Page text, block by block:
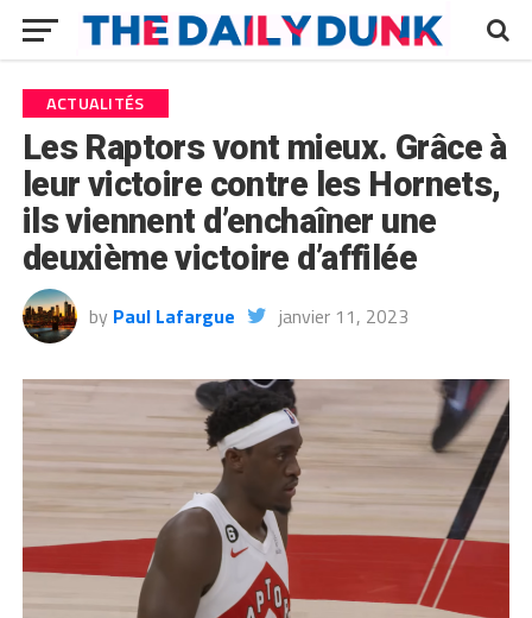
ACTUALITÉS
Les Raptors vont mieux. Grâce à
leur victoire contre les Hornets,
ils viennent d’enchaîner une
deuxième victoire d’affilée
by Paul Lafargue janvier 11, 2023